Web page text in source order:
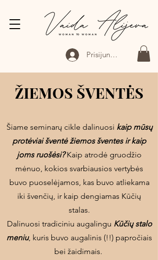
Prisijungti
ŽIEMOS ŠVENTĖS
Šiame seminarų cikle dalinuosi kaip mūsų
protėviai šventė žiemos šventes ir kaip
joms ruošėsi?Kaip atrodė gruodžio
mėnuo, kokios svarbiausios vertybės
buvo puoselėjamos, kas buvo atliekama
iki švenčių, ir kaip dengiamas Kūčių
stalas.
Dalinuosi tradiciniu augalingu Kūčių stalo
meniu, kuris buvo augalinis (!!) papročiais
bei žaidimais.